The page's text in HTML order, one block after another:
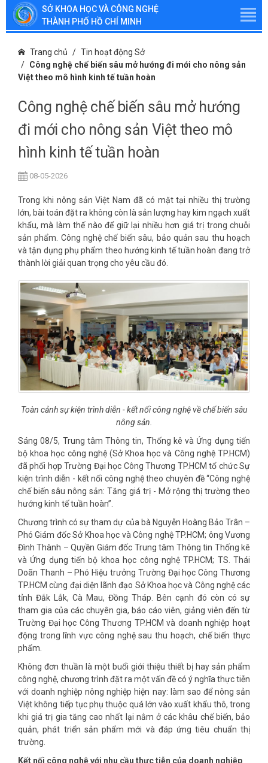
SỞ KHOA HỌC VÀ CÔNG NGHỆ
THÀNH PHỐ HỒ CHÍ MINH
Trang chủ
Tin hoạt động Sở
Công nghệ chế biến sâu mở hướng đi mới cho nông sản
Việt theo mô hình kinh tế tuần hoàn
Công nghệ chế biến sâu mở hướng
đi mới cho nông sản Việt theo mô
hình kinh tế tuần hoàn
08-05-2026
Trong khi nông sản Việt Nam đã có mặt tại nhiều thị trường
lớn, bài toán đặt ra không còn là sản lượng hay kim ngạch xuất
khẩu, mà làm thế nào để giữ lại nhiều hơn giá trị trong chuỗi
sản phẩm. Công nghệ chế biến sâu, bảo quản sau thu hoạch
và tận dụng phụ phẩm theo hướng kinh tế tuần hoàn đang trở
thành lời giải quan trọng cho yêu cầu đó.
Toàn cảnh sự kiện trình diễn - kết nối công nghệ về chế biến sâu
nông sản.
Sáng 08/5, Trung tâm Thông tin, Thống kê và Ứng dụng tiến
bộ khoa học công nghệ (Sở Khoa học và Công nghệ TP.HCM)
đã phối hợp Trường Đại học Công Thương TP.HCM tổ chức Sự
kiện trình diễn - kết nối công nghệ theo chuyên đề “Công nghệ
chế biến sâu nông sản: Tăng giá trị - Mở rộng thị trường theo
hướng kinh tế tuần hoàn”.
Chương trình có sự tham dự của bà Nguyễn Hoàng Bảo Trân –
Phó Giám đốc Sở Khoa học và Công nghệ TP.HCM; ông Vương
Đình Thành – Quyền Giám đốc Trung tâm Thông tin Thống kê
và Ứng dụng tiến bộ khoa học công nghệ TP.HCM; TS. Thái
Doãn Thanh – Phó Hiệu trưởng Trường Đại học Công Thương
TP.HCM cùng đại diện lãnh đạo Sở Khoa học và Công nghệ các
tỉnh Đắk Lắk, Cà Mau, Đồng Tháp. Bên cạnh đó còn có sự
tham gia của các chuyên gia, báo cáo viên, giảng viên đến từ
Trường Đại học Công Thương TP.HCM và doanh nghiệp hoạt
động trong lĩnh vực công nghệ sau thu hoạch, chế biến thực
phẩm.
Không đơn thuần là một buổi giới thiệu thiết bị hay sản phẩm
công nghệ, chương trình đặt ra một vấn đề có ý nghĩa thực tiễn
với doanh nghiệp nông nghiệp hiện nay: làm sao để nông sản
Việt không tiếp tục phụ thuộc quá lớn vào xuất khẩu thô, trong
khi giá trị gia tăng cao nhất lại nằm ở các khâu chế biến, bảo
quản, phát triển sản phẩm mới và đáp ứng tiêu chuẩn thị
trường.
Kết nối công nghệ với nhu cầu thực tiễn của doanh nghiệp